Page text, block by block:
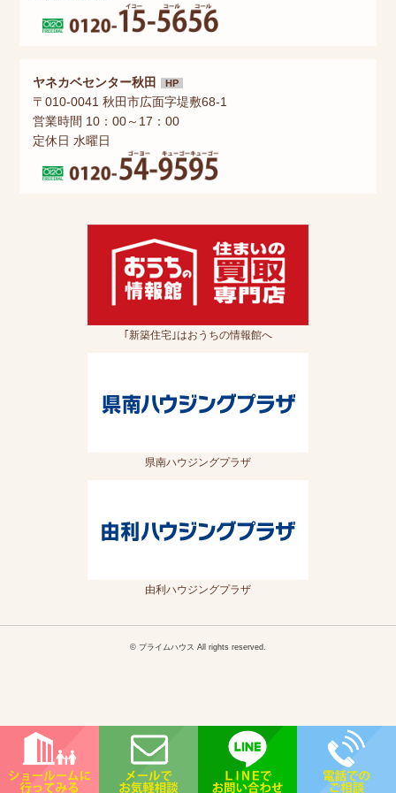
ヤネカベセンター秋田 HP
〒010-0041 秋田市広面字堤敷68-1
営業時間 10：00～17：00
定休日 水曜日
｢新築住宅｣はおうちの情報館へ
県南ハウジングプラザ
由利ハウジングプラザ
© プライムハウス All rights reserved.